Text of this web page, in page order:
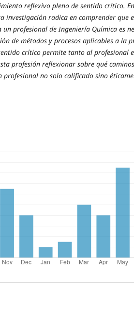
reflexivo pleno de sentido crítico.
investigación radica en comprender que
un profesional de Ingeniería Química es
de métodos y procesos aplicables a la
crítico permite tanto al profesional
profesión reflexionar sobre qué
profesional no solo calificado sino